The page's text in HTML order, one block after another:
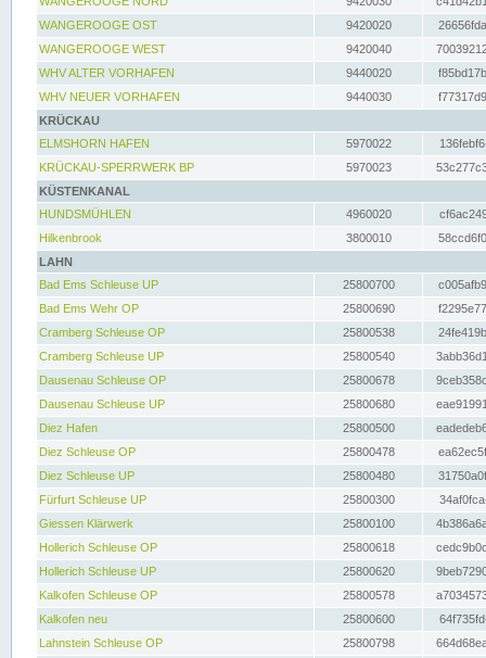
WANGEROOGE OST
9420020
WANGEROOGE WEST
9420040
WHV ALTER VORHAFEN
9440020
WHV NEUER VORHAFEN
9440030
KRÜCKAU
ELMSHORN HAFEN
5970022
KRÜCKAU-SPERRWERK BP
5970023
KÜSTENKANAL
HUNDSMÜHLEN
4960020
Hilkenbrook
3800010
LAHN
Bad Ems Schleuse UP
25800700
Bad Ems Wehr OP
25800690
Cramberg Schleuse OP
25800538
Cramberg Schleuse UP
25800540
Dausenau Schleuse OP
25800678
Dausenau Schleuse UP
25800680
Diez Hafen
25800500
Diez Schleuse OP
25800478
Diez Schleuse UP
25800480
Fürfurt Schleuse UP
25800300
Giessen Klärwerk
25800100
Hollerich Schleuse OP
25800618
Hollerich Schleuse UP
25800620
Kalkofen Schleuse OP
25800578
Kalkofen neu
25800600
Lahnstein Schleuse OP
25800798